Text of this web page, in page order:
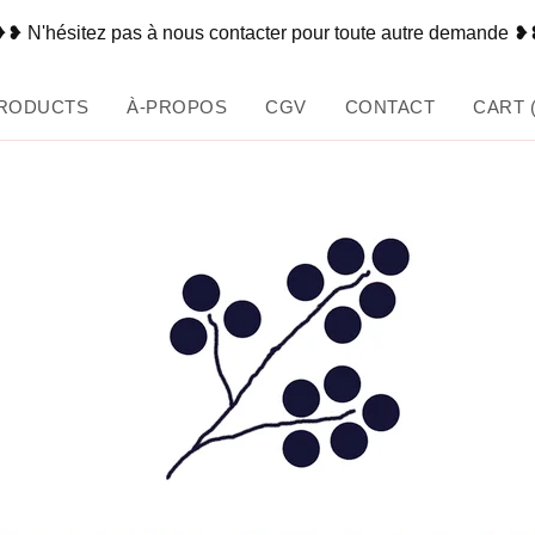
N'hésitez pas à nous contacter pour toute autre demande
À-PROPOS CGV CONTACT CART (